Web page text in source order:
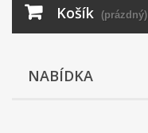
Košík (prázdný)
NABÍDKA